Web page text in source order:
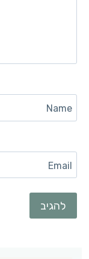
Name
Email